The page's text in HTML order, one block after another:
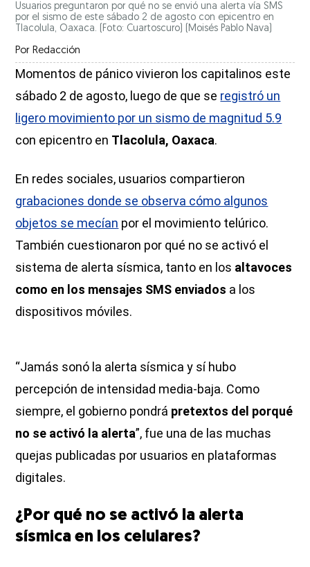
Usuarios preguntaron por qué no se envió una alerta vía SMS
por el sismo de este sábado 2 de agosto con epicentro en
Tlacolula, Oaxaca. (Foto: Cuartoscuro)
(Moisés Pablo Nava)
Por Redacción
Momentos de pánico vivieron los capitalinos este
sábado 2 de agosto, luego de que se registró un
ligero movimiento por un sismo de magnitud 5.9
con epicentro en Tlacolula, Oaxaca.
En redes sociales, usuarios compartieron
grabaciones donde se observa cómo algunos
objetos se mecían por el movimiento telúrico.
También cuestionaron por qué no se activó el
sistema de alerta sísmica, tanto en los altavoces
como en los mensajes SMS enviados a los
dispositivos móviles.
“Jamás sonó la alerta sísmica y sí hubo
percepción de intensidad media-baja. Como
siempre, el gobierno pondrá pretextos del porqué
no se activó la alerta”, fue una de las muchas
quejas publicadas por usuarios en plataformas
digitales.
¿Por qué no se activó la alerta
sísmica en los celulares?